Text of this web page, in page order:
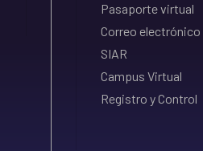
Pasaporte virtual
Correo electrónico
SIAR
Campus Virtual
Registro y Control